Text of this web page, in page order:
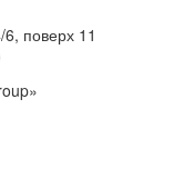
поверх 11